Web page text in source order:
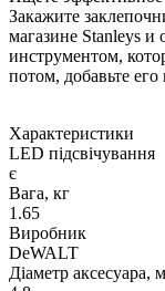
Закажите
магазине Stanleys и
инструментом,
потом, добавьте
Характеристики
LED підсвічування
є
Вага, кг
1.65
Виробник
DeWALT
Діаметр аксесуара,